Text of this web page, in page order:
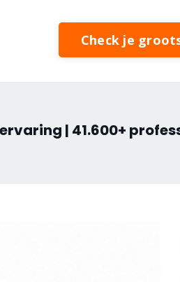
Check je
| 41.600+